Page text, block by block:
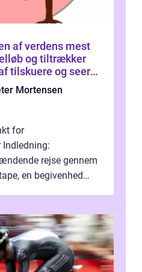
af verdens mest
og tiltrækker
tilskuere og seere
Mortensen
for
Indledning:
rejse gennem
en begivenhed